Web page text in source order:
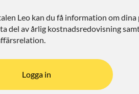
Leo kan du få information om dina
del av årlig kostnadsredovisning
Logga in